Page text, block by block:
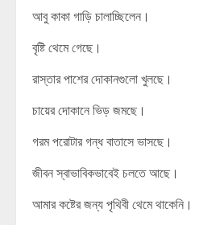
আবু কাকা গাড়ি চালাচ্ছিলেন।
বৃষ্টি থেমে গেছে।
রাস্তার পাশের দোকানগুলো খুলছে।
চায়ের দোকানে ভিড় জমছে।
গরম পরোটার গন্ধ বাতাসে ভাসছে।
জীবন স্বাভাবিকভাবেই চলতে আছে।
আমার কষ্টের জন্য পৃথিবী থেমে থাকেনি।